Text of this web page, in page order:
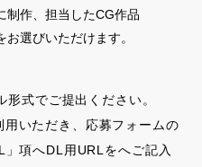
制作、担当したCG作品
選びいただけます。
式でご提出ください。
いただき、応募フォームの
」項へDL用URLをへご記入